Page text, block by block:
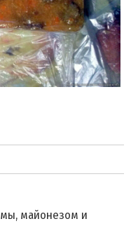
майонезом и